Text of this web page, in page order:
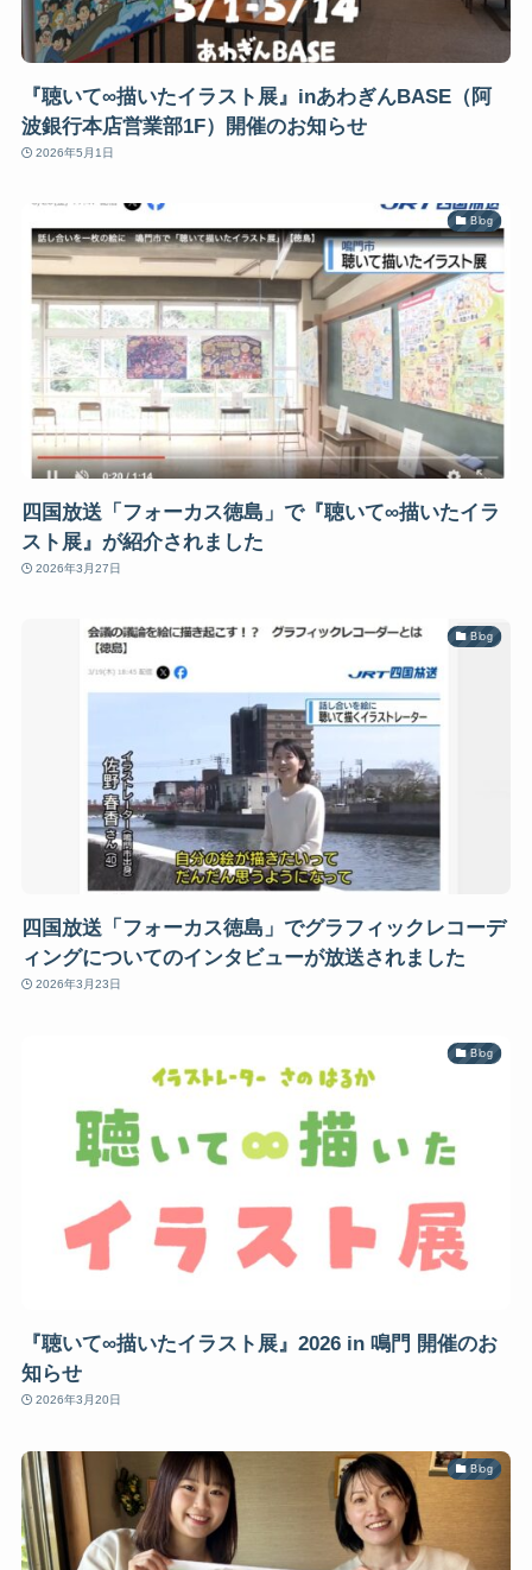
『聴いて∞描いたイラスト展』inあわぎんBASE（阿
波銀行本店営業部1F）開催のお知らせ
2026年5月1日
Blog
四国放送「フォーカス徳島」で『聴いて∞描いたイラ
スト展』が紹介されました
2026年3月27日
Blog
四国放送「フォーカス徳島」でグラフィックレコーデ
ィングについてのインタビューが放送されました
2026年3月23日
Blog
『聴いて∞描いたイラスト展』2026 in 鳴門 開催のお
知らせ
2026年3月20日
Blog